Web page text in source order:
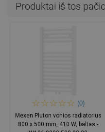
Produktai iš tos
(0)
Mexen Pluton vonios radiatorius
800 x 500 mm, 410 W, baltas -